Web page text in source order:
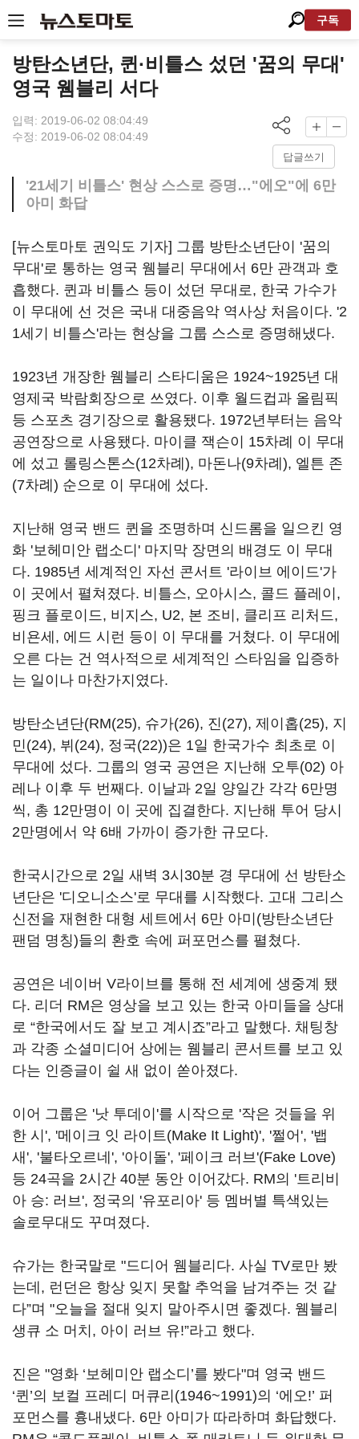
구독
방탄소년단, 퀸·비틀스 섰던 '꿈의 무대'
영국 웸블리 서다
입력: 2019-06-02 08:04:49
수정: 2019-06-02 08:04:49
답글쓰기
'21세기 비틀스' 현상 스스로 증명…"에오"에 6만
아미 화답
[뉴스토마토 권익도 기자] 그룹 방탄소년단이 '꿈의
무대'로 통하는 영국 웸블리 무대에서 6만 관객과 호
흡했다. 퀸과 비틀스 등이 섰던 무대로, 한국 가수가
이 무대에 선 것은 국내 대중음악 역사상 처음이다. '2
1세기 비틀스'라는 현상을 그룹 스스로 증명해냈다.
1923년 개장한 웸블리 스타디움은 1924~1925년 대
영제국 박람회장으로 쓰였다. 이후 월드컵과 올림픽
등 스포츠 경기장으로 활용됐다. 1972년부터는 음악
공연장으로 사용됐다. 마이클 잭슨이 15차례 이 무대
에 섰고 롤링스톤스(12차례), 마돈나(9차례), 엘튼 존
(7차례) 순으로 이 무대에 섰다.
지난해 영국 밴드 퀸을 조명하며 신드롬을 일으킨 영
화 '보헤미안 랩소디' 마지막 장면의 배경도 이 무대
다. 1985년 세계적인 자선 콘서트 '라이브 에이드'가
이 곳에서 펼쳐졌다. 비틀스, 오아시스, 콜드 플레이,
핑크 플로이드, 비지스, U2, 본 조비, 클리프 리처드,
비욘세, 에드 시런 등이 이 무대를 거쳤다. 이 무대에
오른 다는 건 역사적으로 세계적인 스타임을 입증하
는 일이나 마찬가지였다.
방탄소년단(RM(25), 슈가(26), 진(27), 제이홉(25), 지
민(24), 뷔(24), 정국(22))은 1일 한국가수 최초로 이
무대에 섰다. 그룹의 영국 공연은 지난해 오투(02) 아
레나 이후 두 번째다. 이날과 2일 양일간 각각 6만명
씩, 총 12만명이 이 곳에 집결한다. 지난해 투어 당시
2만명에서 약 6배 가까이 증가한 규모다.
한국시간으로 2일 새벽 3시30분 경 무대에 선 방탄소
년단은 '디오니소스'로 무대를 시작했다. 고대 그리스
신전을 재현한 대형 세트에서 6만 아미(방탄소년단
팬덤 명칭)들의 환호 속에 퍼포먼스를 펼쳤다.
공연은 네이버 V라이브를 통해 전 세계에 생중계 됐
다. 리더 RM은 영상을 보고 있는 한국 아미들을 상대
로 “한국에서도 잘 보고 계시죠”라고 말했다. 채팅창
과 각종 소셜미디어 상에는 웸블리 콘서트를 보고 있
다는 인증글이 쉴 새 없이 쏟아졌다.
이어 그룹은 '낫 투데이'를 시작으로 '작은 것들을 위
한 시', '메이크 잇 라이트(Make It Light)', '쩔어', '뱁
새', '불타오르네', '아이돌', '페이크 러브'(Fake Love)
등 24곡을 2시간 40분 동안 이어갔다. RM의 '트리비
아 승: 러브', 정국의 '유포리아' 등 멤버별 특색있는
솔로무대도 꾸며졌다.
슈가는 한국말로 "드디어 웸블리다. 사실 TV로만 봤
는데, 런던은 항상 잊지 못할 추억을 남겨주는 것 같
다”며 "오늘을 절대 잊지 말아주시면 좋겠다. 웸블리
생큐 소 머치, 아이 러브 유!”라고 했다.
진은 "영화 ‘보헤미안 랩소디’를 봤다"며 영국 밴드
‘퀸’의 보컬 프레디 머큐리(1946~1991)의 ‘에오!’ 퍼
포먼스를 흉내냈다. 6만 아미가 따라하며 화답했다.